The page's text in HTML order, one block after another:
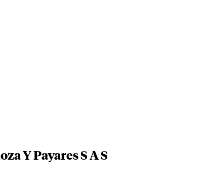
Y Payares S A S